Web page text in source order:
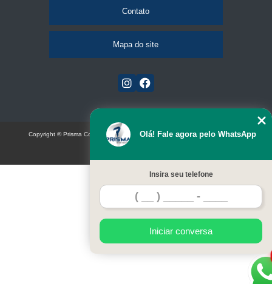
Contato
Mapa do site
Olá! Fale agora pelo WhatsApp
Insira seu telefone
Iniciar conversa
Copyright © Prisma Comunicação visual e eventos (Lei 9610 de 19/02/1998)
W3C